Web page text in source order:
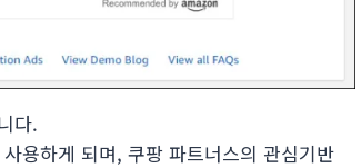
다.
용하게 되며, 쿠팡 파트너스의 관심기반